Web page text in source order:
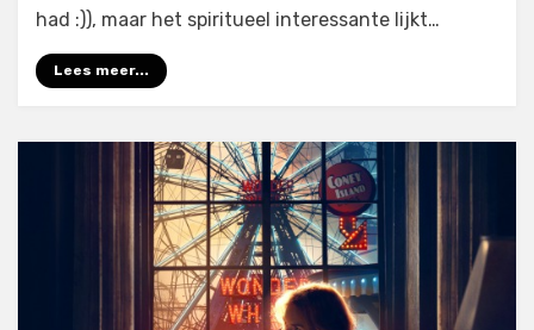
had :)), maar het spiritueel interessante lijkt…
Lees meer...